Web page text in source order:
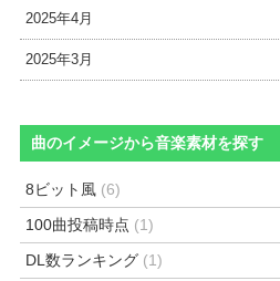
2025年4月
2025年3月
曲のイメージから音楽素材を探す
8ビット風 (6)
100曲投稿時点 (1)
DL数ランキング (1)